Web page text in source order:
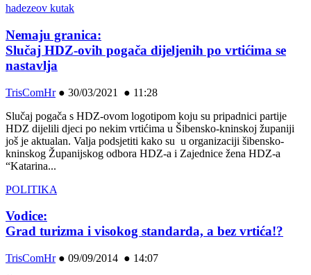
hadezeov kutak
Nemaju granica:
Slučaj HDZ-ovih pogača dijeljenih po vrtićima se
nastavlja
TrisComHr● 30/03/2021 ● 11:28
Slučaj pogača s HDZ-ovom logotipom koju su pripadnici partije
HDZ dijelili djeci po nekim vrtićima u Šibensko-kninskoj županiji
još je aktualan. Valja podsjetiti kako su u organizaciji šibensko-
kninskog Županijskog odbora HDZ-a i Zajednice žena HDZ-a
“Katarina...
POLITIKA
Vodice:
Grad turizma i visokog standarda, a bez vrtića!?
TrisComHr● 09/09/2014 ● 14:07